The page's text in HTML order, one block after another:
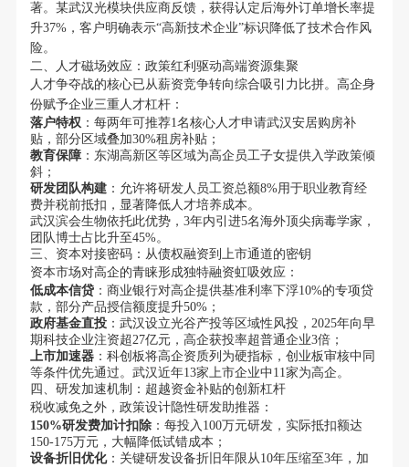
著。某武汉光模块供应商反馈，获得认定后海外订单增长率提
升37%，客户明确表示“高新技术企业”标识降低了技术合作风
险。
二、人才磁场效应：政策红利驱动高端资源集聚
人才争夺战的核心已从薪资竞争转向综合吸引力比拼。高企身
份赋予企业三重人才杠杆：
落户特权：每两年可推荐1名核心人才申请武汉安居购房补
贴，部分区域叠加30%租房补贴；
教育保障：东湖高新区等区域为高企员工子女提供入学政策倾
斜；
研发团队构建：允许将研发人员工资总额8%用于职业教育经
费并税前抵扣，显著降低人才培养成本。
武汉滨会生物依托此优势，3年内引进5名海外顶尖病毒学家，
团队博士占比升至45%。
三、资本对接密码：从债权融资到上市通道的密钥
资本市场对高企的青睐形成独特融资虹吸效应：
低成本信贷：商业银行对高企提供基准利率下浮10%的专项贷
款，部分产品授信额度提升50%；
政府基金直投：武汉设立光谷产投等区域性风投，2025年向早
期科技企业注资超27亿元，高企获投率超普通企业3倍；
上市加速器：科创板将高企资质列为硬指标，创业板审核中同
等条件优先通过。武汉近年13家上市企业中11家为高企。
四、研发加速机制：超越资金补贴的创新杠杆
税收减免之外，政策设计隐性研发助推器：
150%研发费加计扣除：每投入100万元研发，实际抵扣额达
150-175万元，大幅降低试错成本；
设备折旧优化：关键研发设备折旧年限从10年压缩至3年，加